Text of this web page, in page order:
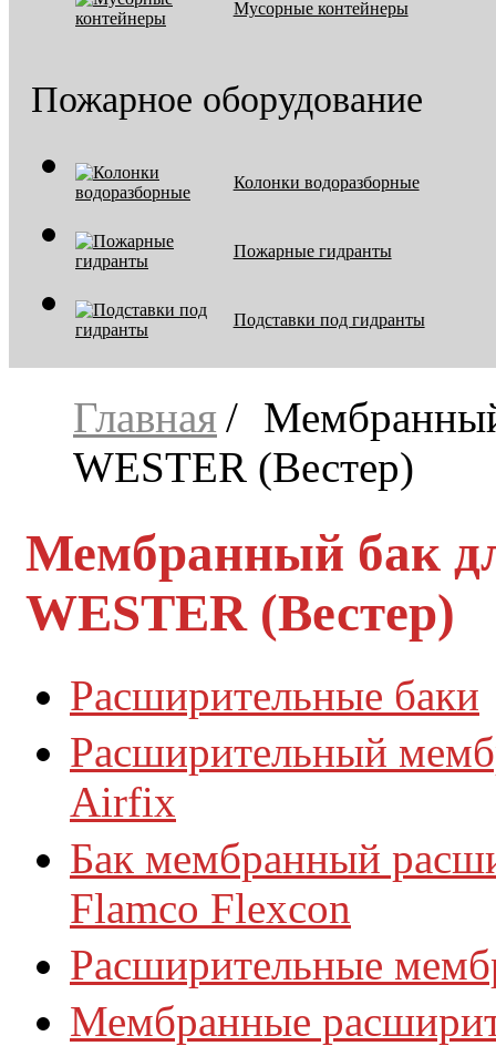
Мусорные контейнеры
Пожарное оборудование
Колонки водоразборные
Пожарные гидранты
Подставки под гидранты
Главная
WESTER (Вестер)
Мембранный бак
WESTER (Вестер)
Расширительные баки
Расширительный
Airfix
Бак мембранный
Flamco Flexcon
Расширительные
Мембранные